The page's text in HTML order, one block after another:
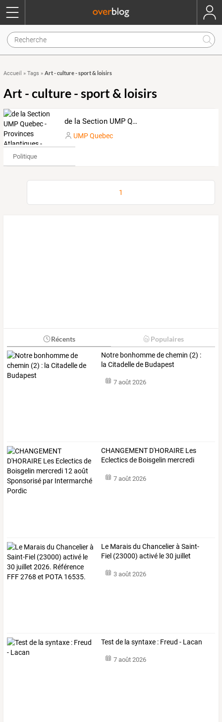
Accueil » Tags » Art - culture - sport & loisirs
Art - culture - sport & loisirs
de la Section UMP Quebec - Provinces Atlantiques - Nunavut
UMP Quebec
Politique
1
Récents Populaires
Notre bonhomme de chemin (2) :
la Citadelle de Budapest
7 août 2026
CHANGEMENT D'HORAIRE Les
Eclecticsde Boisgelin mercredi
7 août 2026
Le Maraisdu Chancelierà Saint-
Fiel (23000) activé le30 juillet
3 août 2026
Test de la syntaxe : Freud - Lacan
7 août 2026